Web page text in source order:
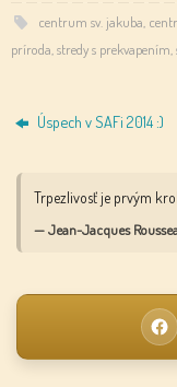
centrum sv. jakuba
príroda stredy s prekvapením
Úspech v SAFi 2014 :)
Trpezlivosť je prvým
— Jean-Jacques